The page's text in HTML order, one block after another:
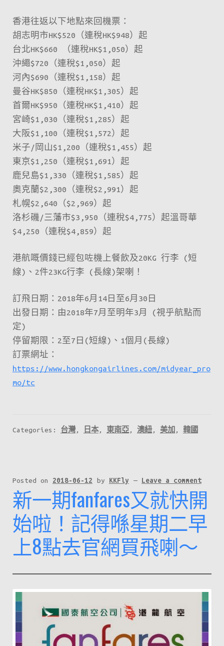
香港往返以下地點來回機票：
胡志明市HK$520（連稅HK$948）起
台北HK$660 （連稅HK$1,050）起
沖繩$720（連稅$1,050）起
河內$690（連稅$1,158）起
曼谷HK$850（連稅HK$1,305）起
首爾HK$950（連稅HK$1,410）起
宮崎$1,030（連稅$1,285）起
大阪$1,100（連稅$1,572）起
米子/岡山$1,200（連稅$1,455）起
東京$1,250（連稅$1,691）起
鹿兒島$1,330（連稅$1,585）起
奧克蘭$2,300（連稅$2,991）起
札幌$2,640（$2,969）起
洛杉磯/三藩市$3,950（連稅$4,775）起溫哥華
$4,250（連稅$4,859）起
港航嘅價錢已經包咗機上餐飲及20KG 行李 (短
線)、2件23KG行李 (長線)架喇！
訂飛日期：2018年6月14日至6月30日
出發日期：由2018年7月至明年3月 (視乎航點而
定)
停留期限：2至7日(短線)、1個月(長線)
訂票網址：
https://www.hongkongairlines.com/midyear_pro
mo/tc
Categories: 台灣, 日本, 東南亞 , 澳紐, 美加 , 韓國
Posted on 2018-06-12 by KKFly — Leave a comment
新一期fanfares又就快開
始啦！記得喺星期二早
上8點去官網買飛喇～